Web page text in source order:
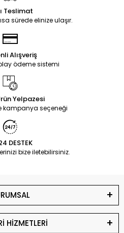
Teslimat
sürede elinize ulaşır.
Alışveriş
ödeme sistemi
Yelpazesi
kampanya seçeneği
DESTEK
bize iletebilirsiniz.
HİZMETLERİ